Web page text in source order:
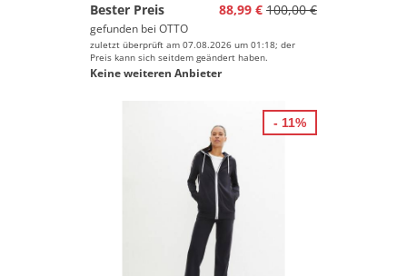
Bester Preis
88,99 € 100,00 €
gefunden bei OTTO
zuletzt überprüft am 07.08.2026 um 01:18; der
Preis kann sich seitdem geändert haben.
Keine weiteren Anbieter
- 11%